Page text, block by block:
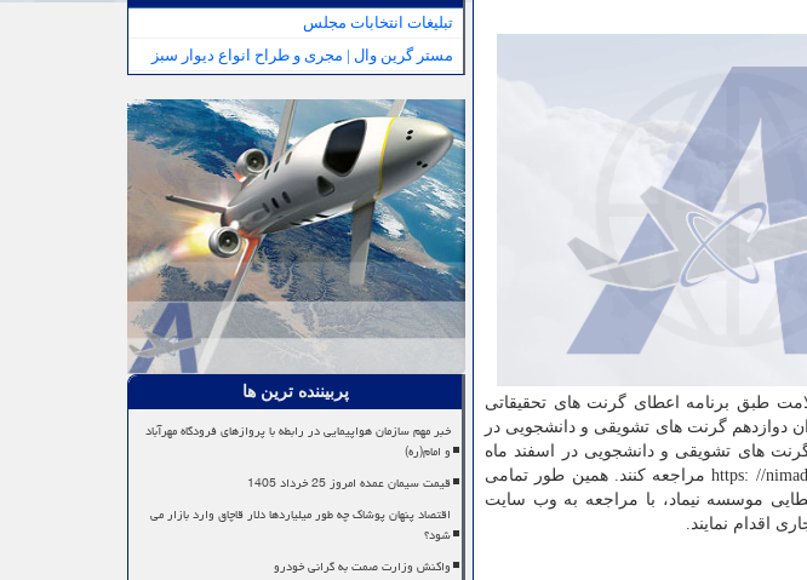
طبق برنامه اعطای گرنت های تحقیقاتی
دوازدهم گرنت های تشویقی و دانشجویی در
های تشویقی و دانشجویی در اسفند ماه
سال جاری منتشر خواهد شد. علاقه مندان جهت کسب اطلاعات بیشتر می توانند به آدرس https: //nimad.ac.ir مراجعه کنند. همین طور تمامی
موسسه نیماد، با مراجعه به وب سایت
تبلیغات انتخابات مجلس
مستر گرین وال | مجری و طراح انواع دیوار سبز
پربیننده ترین ها
خبر مهم سازمان هواپیمایی در رابطه با پروازهای فرودگاه مهرآباد
و امام(ره)
قیمت سیمان عمده امروز 25 خرداد 1405
اقتصاد پنهان پوشاک چه طور میلیاردها دلار قاچاق وارد بازار می
شود؟
واکنش وزارت صمت به گرانی خودرو